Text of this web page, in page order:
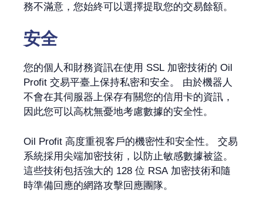
務不滿意，您始終可以選擇提取您的交易餘額。
安全
您的個人和財務資訊在使用 SSL 加密技術的 Oil
Profit 交易平臺上保持私密和安全。 由於機器人
不會在其伺服器上保存有關您的信用卡的資訊，
因此您可以高枕無憂地考慮數據的安全性。
Oil Profit 高度重視客戶的機密性和安全性。 交易
系統採用尖端加密技術，以防止敏感數據被盜。
這些技術包括強大的 128 位 RSA 加密技術和隨
時準備回應的網路攻擊回應團隊。